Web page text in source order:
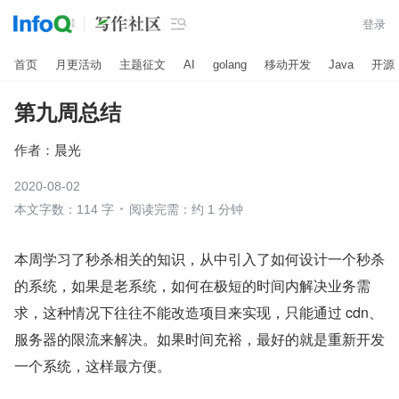
 登录
首页 月更活动 主题征文 AI golang 移动开发 Java 开源
第九周总结
作者： 晨光
2020-08-02
本文字数：114 字
阅读完需：约 1 分钟
本周学习了秒杀相关的知识，从中引入了如何设计一个秒杀
的系统，如果是老系统，如何在极短的时间内解决业务需
求，这种情况下往往不能改造项目来实现，只能通过 cdn、
服务器的限流来解决。如果时间充裕，最好的就是重新开发
一个系统，这样最方便。